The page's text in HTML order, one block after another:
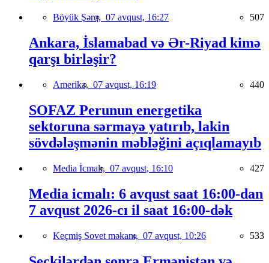
Böyük Şərq, 07 avqust, 16:27 507
Ankara, İslamabad və Ər-Riyad kimə
qarşı birləşir?
Amerika, 07 avqust, 16:19 440
SOFAZ Perunun energetika
sektoruna sərmayə yatırıb, lakin
sövdələşmənin məbləğini açıqlamayıb
Media İcmalı, 07 avqust, 16:10 427
Media icmalı: 6 avqust saat 16:00-dan
7 avqust 2026-cı il saat 16:00-dək
Keçmiş Sovet məkanı, 07 avqust, 10:26 533